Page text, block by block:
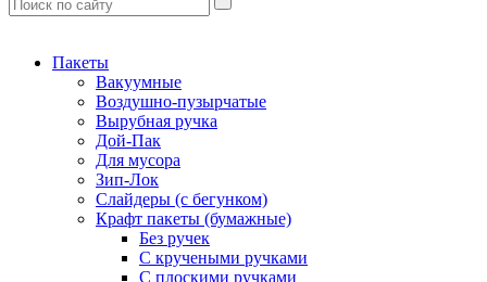
Пакеты
Вакуумные
Воздушно-пузырчатые
Вырубная ручка
Дой-Пак
Для мусора
Зип-Лок
Слайдеры (с бегунком)
Крафт пакеты (бумажные)
Без ручек
С кручеными ручками
С плоскими ручками